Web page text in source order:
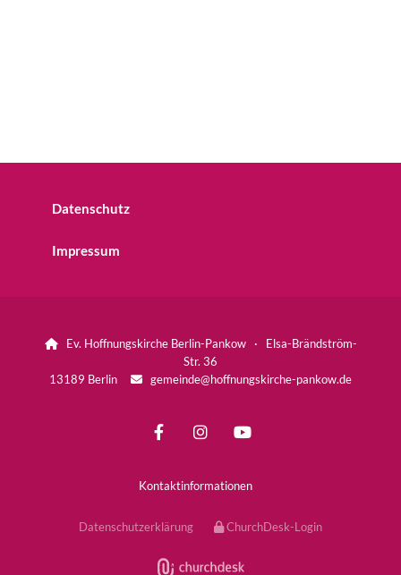
Datenschutz
Impressum
Ev. Hoffnungskirche Berlin-Pankow · Elsa-Brändström-
Str. 36
13189 Berlin
 gemeinde@hoffnungskirche-pankow.de
Kontaktinformationen
Datenschutzerklärung ChurchDesk-Login